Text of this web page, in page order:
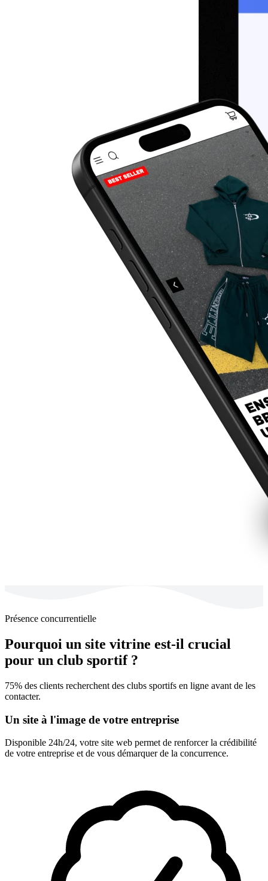
Présence concurrentielle
Pourquoi un site vitrine est-il crucial
pour un club sportif ?
75% des clients recherchent des clubs sportifs en ligne avant de les
contacter.
Un site à l'image de votre entreprise
Disponible 24h/24, votre site web permet de renforcer la crédibilité
de votre entreprise et de vous démarquer de la concurrence.